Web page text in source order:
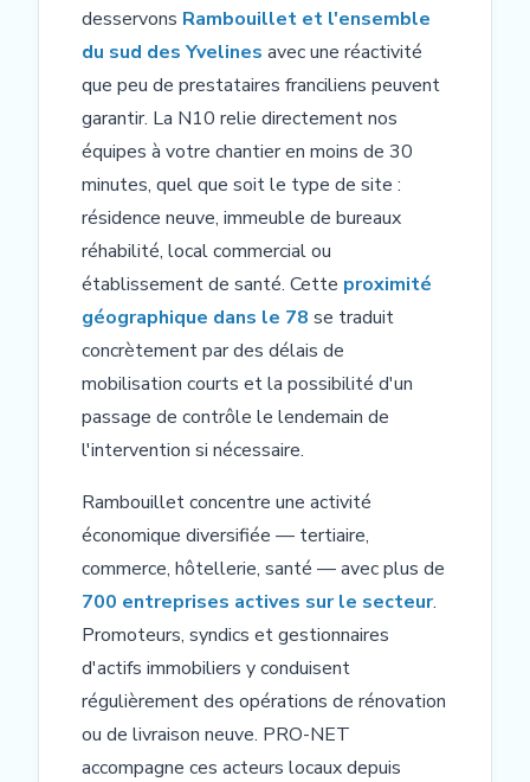
desservons Rambouillet et l'ensemble
du sud des Yvelines avec une réactivité
que peu de prestataires franciliens peuvent
garantir. La N10 relie directement nos
équipes à votre chantier en moins de 30
minutes, quel que soit le type de site :
résidence neuve, immeuble de bureaux
réhabilité, local commercial ou
établissement de santé. Cette proximité
géographique dans le 78 se traduit
concrètement par des délais de
mobilisation courts et la possibilité d'un
passage de contrôle le lendemain de
l'intervention si nécessaire.
Rambouillet concentre une activité
économique diversifiée — tertiaire,
commerce, hôtellerie, santé — avec plus de
700 entreprises actives sur le secteur.
Promoteurs, syndics et gestionnaires
d'actifs immobiliers y conduisent
régulièrement des opérations de rénovation
ou de livraison neuve. PRO-NET
accompagne ces acteurs locaux depuis